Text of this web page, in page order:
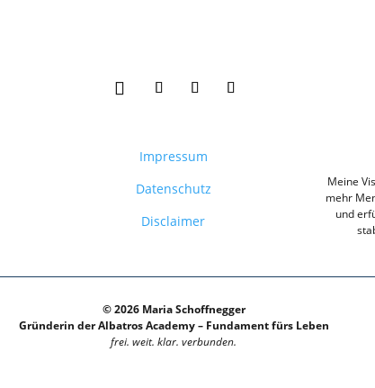
Impressum
Datenschutz
Disclaimer
Meine
mehr
und
© 2026 Maria Schoffnegger
Gründerin der Albatros Academy – Fundament fürs Leben
frei. weit. klar. verbunden.